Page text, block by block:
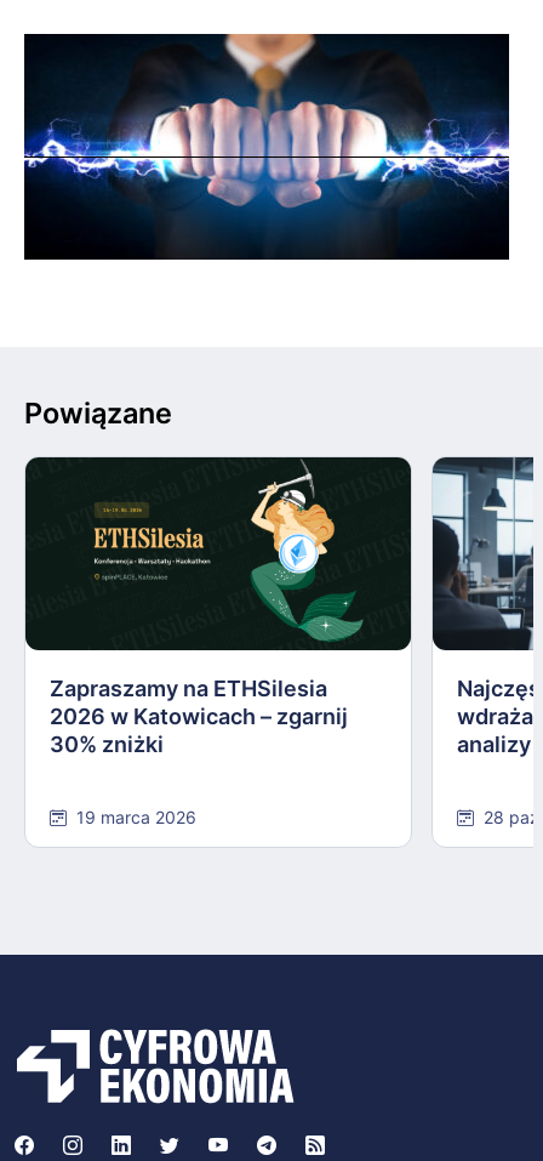
Powiązane
Zapraszamy na ETHSilesia
2026 w Katowicach – zgarnij
30% zniżki
19 marca 2026
analizy
28